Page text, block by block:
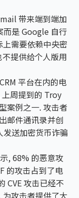
带来端到端加
而是 Google 自行
需要依赖中央密
提供给个人版用
平台在内的电
周提到的 Troy
案例之一. 攻击者
邮件通讯录并创
发送加密货币诈骗
, 68% 的恶意攻
的攻击占到了电
CVE 攻击已经不
攻击者提供了大